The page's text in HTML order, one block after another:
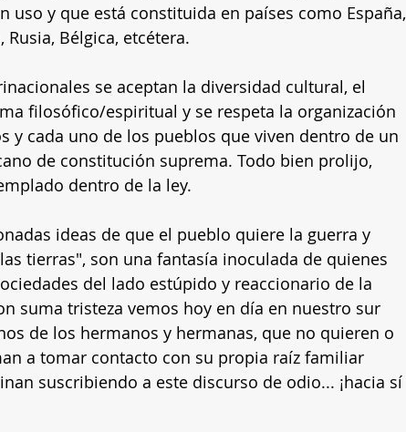
uso y que está constituida en países como España,
Rusia, Bélgica, etcétera.
se aceptan la diversidad cultural, el
filosófico/espiritual y se respeta la organización
y cada uno de los pueblos que viven dentro de un
de constitución suprema. Todo bien prolijo,
dentro de la ley.
ideas de que el pueblo quiere la guerra y
tierras", son una fantasía inoculada de quienes
del lado estúpido y reaccionario de la
suma tristeza vemos hoy en día en nuestro sur
de los hermanos y hermanas, que no quieren o
a tomar contacto con su propia raíz familiar
suscribiendo a este discurso de odio... ¡hacia sí